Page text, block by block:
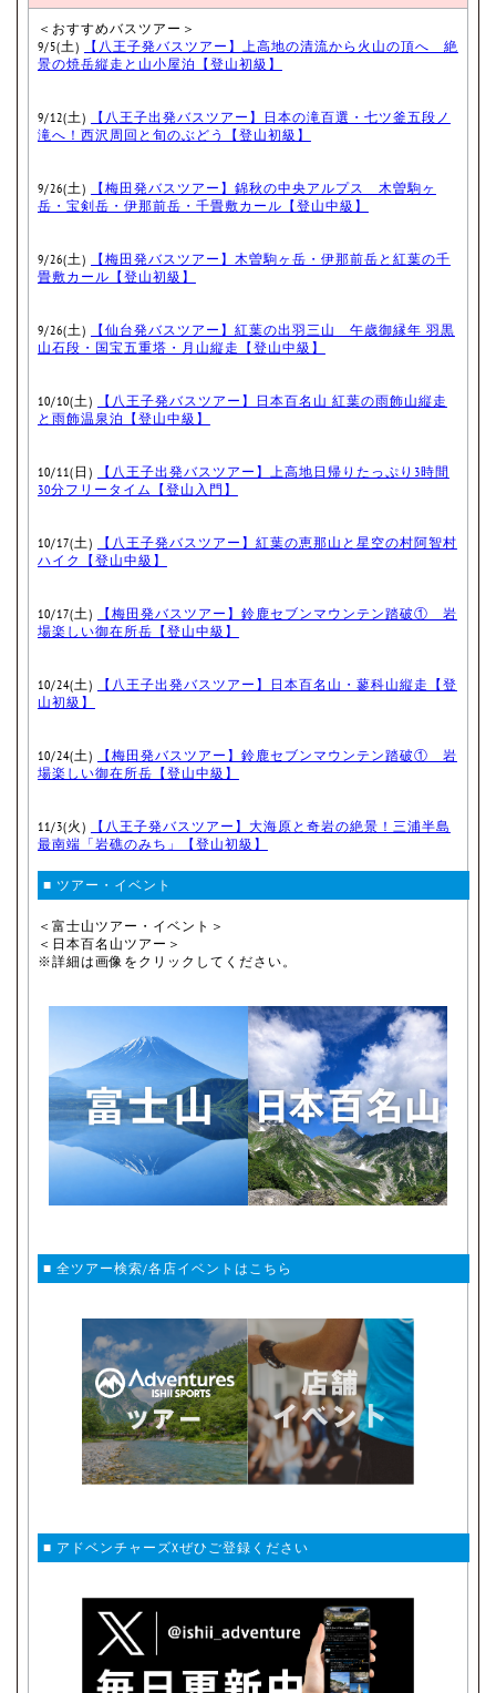
＜おすすめバスツアー＞
9/5(土)
【八王子発バスツアー】上高地の清流から火山の頂へ 絶
景の焼岳縦走と山小屋泊【登山初級】
9/12(土)
【八王子出発バスツアー】日本の滝百選・七ツ釜五段ノ
滝へ！西沢周回と旬のぶどう【登山初級】
9/26(土)
【梅田発バスツアー】錦秋の中央アルプス 木曽駒ヶ
岳・宝剣岳・伊那前岳・千畳敷カール【登山中級】
9/26(土)
【梅田発バスツアー】木曽駒ヶ岳・伊那前岳と紅葉の千
畳敷カール【登山初級】
9/26(土)
【仙台発バスツアー】紅葉の出羽三山 午歳御縁年 羽黒
山石段・国宝五重塔・月山縦走【登山中級】
10/10(土)
【八王子発バスツアー】日本百名山 紅葉の雨飾山縦走
と雨飾温泉泊【登山中級】
10/11(日)
【八王子出発バスツアー】上高地日帰りたっぷり3時間
30分フリータイム【登山入門】
10/17(土)
【八王子発バスツアー】紅葉の恵那山と星空の村阿智村
ハイク【登山中級】
10/17(土)
【梅田発バスツアー】鈴鹿セブンマウンテン踏破① 岩
場楽しい御在所岳【登山中級】
10/24(土)
【八王子出発バスツアー】日本百名山・蓼科山縦走【登
山初級】
10/24(土)
【梅田発バスツアー】鈴鹿セブンマウンテン踏破① 岩
場楽しい御在所岳【登山中級】
11/3(火)
【八王子発バスツアー】大海原と奇岩の絶景！三浦半島
最南端「岩礁のみち」【登山初級】
■ ツアー・イベント
＜富士山ツアー・イベント＞
＜日本百名山ツアー＞
※詳細は画像をクリックしてください。
■ 全ツアー検索/各店イベントはこちら
■ アドベンチャーズXぜひご登録ください